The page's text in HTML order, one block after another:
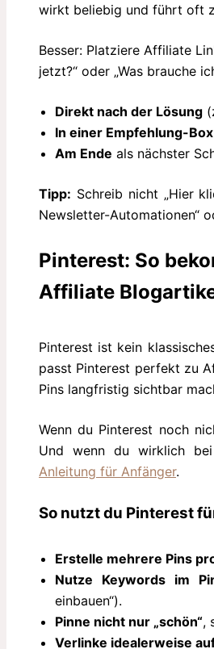
wirkt beliebig und führt oft
Besser: Platziere Affiliate
jetzt?“ oder „Was brauche
Direkt nach der Lösung
In einer Empfehlung-Box
Am Ende als nächster
Tipp: Schreib nicht „Hier
Newsletter-Automationen“
Pinterest: So
Affiliate
Pinterest ist kein
passt Pinterest perfekt zu
Pins langfristig sichtbar
Wenn du Pinterest noch
Und wenn du wirklich
Anleitung für Anfänger.
So nutzt du Pinterest
Erstelle mehrere Pins
Nutze Keywords im
einbauen“).
Pinne nicht nur „schön“,
Verlinke idealerweise